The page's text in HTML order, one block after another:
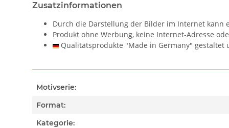
Zusatzinformationen
Durch die Darstellung der Bilder im Internet kann
Produkt ohne Werbung, keine Internet-Adresse
Qualitätsprodukte "Made in Germany"
Motivserie:
Format:
Kategorie: